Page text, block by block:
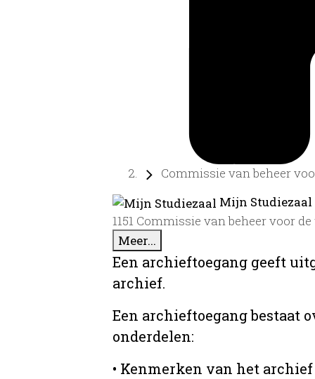
Commissie van beheer
Mijn
1151 Commissie van beheer voor
Meer...
Een archieftoegang geeft
archief.
Een archieftoegang bestaat
onderdelen:
• Kenmerken van het archief